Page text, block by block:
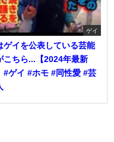
ゲイ
ゲイを公表している芸能
こちら...【2024年最新
#ゲイ #ホモ #同性愛 #芸